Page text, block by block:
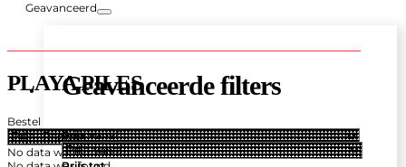
Geavanceerd
Geavanceerde filters
Prijs vanaf
PLAYA PILES
Bestel
No data was found